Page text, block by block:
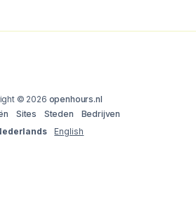
© 2026 openhours.nl
Sites Steden
Bedrijven
English